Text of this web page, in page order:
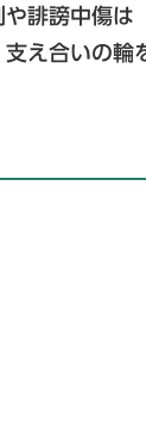
誹謗中傷は
え合いの輪